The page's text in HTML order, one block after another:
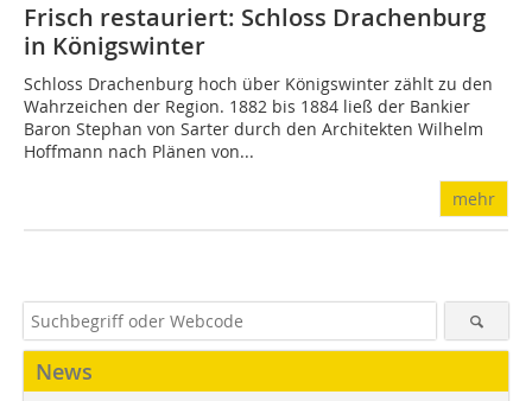
Frisch restauriert: Schloss Drachenburg
in Königswinter
Schloss Drachenburg hoch über Königswinter zählt zu den
Wahrzeichen der Region. 1882 bis 1884 ließ der Bankier
Baron Stephan von Sarter durch den Architekten Wilhelm
Hoffmann nach Plänen von...
mehr
News